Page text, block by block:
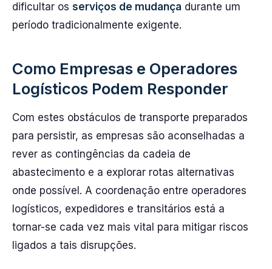
dificultar os serviços de mudança durante um
período tradicionalmente exigente.
Como Empresas e Operadores
Logísticos Podem Responder
Com estes obstáculos de transporte preparados
para persistir, as empresas são aconselhadas a
rever as contingências da cadeia de
abastecimento e a explorar rotas alternativas
onde possível. A coordenação entre operadores
logísticos, expedidores e transitários está a
tornar-se cada vez mais vital para mitigar riscos
ligados a tais disrupções.